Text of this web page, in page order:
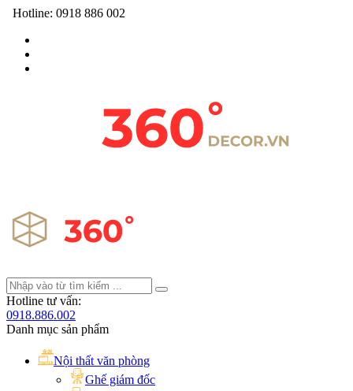
Hotline: 0918 886 002
Hotline tư vấn:
0918.886.002
Danh mục sản phẩm
Nội thất văn phòng
Ghế giám đốc